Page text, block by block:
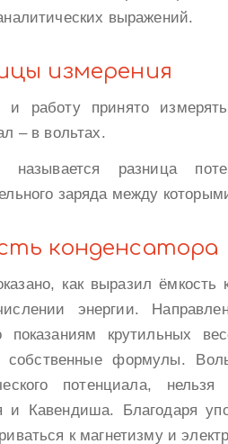
выражений.
измерения
и работу принято
– в вольтах.
называется разница
заряда между
конденсатора
как выразил ёмкость
энергии.
показаниям крутильных
собственные формулы.
потенциала,
и Кавендиша. Благодаря
к магнетизму и